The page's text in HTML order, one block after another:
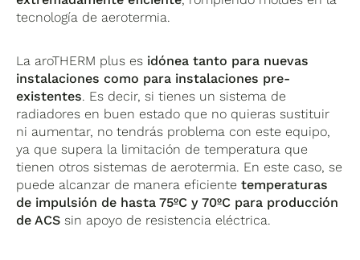
tecnología de aerotermia.
La aroTHERM plus es idónea tanto para nuevas
instalaciones como para instalaciones pre-
existentes. Es decir, si tienes un sistema de
radiadores en buen estado que no quieras sustituir
ni aumentar, no tendrás problema con este equipo,
ya que supera la limitación de temperatura que
tienen otros sistemas de aerotermia. En este caso, se
puede alcanzar de manera eficientetemperaturas
de impulsión de hasta 75ºC y 70ºC para producción
de ACS sin apoyo de resistencia eléctrica.